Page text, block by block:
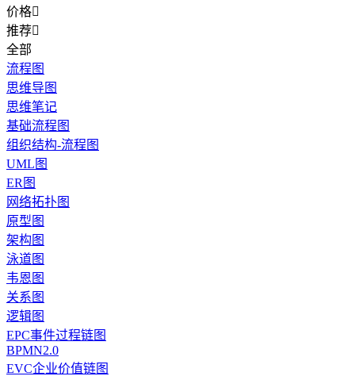
价格
推荐
全部
流程图
思维导图
思维笔记
基础流程图
组织结构-流程图
UML图
ER图
网络拓扑图
原型图
架构图
泳道图
韦恩图
关系图
逻辑图
EPC事件过程链图
BPMN2.0
EVC企业价值链图